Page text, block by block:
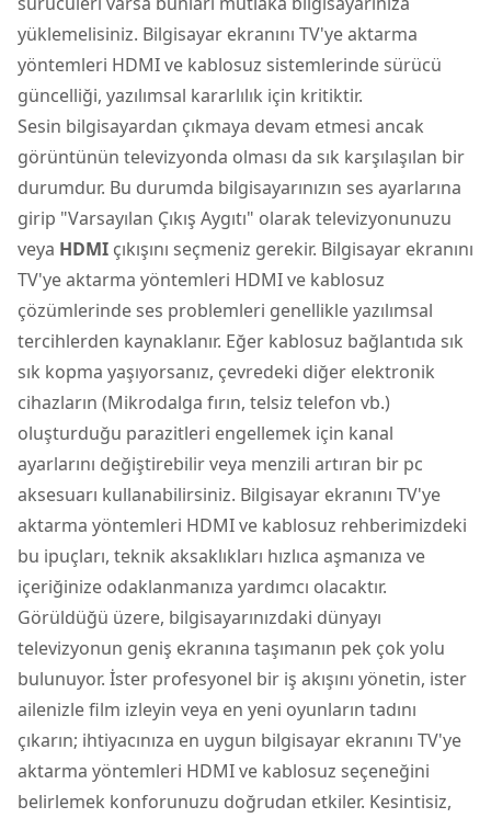
yüklemelisiniz. Bilgisayar ekranını TV'ye aktarma
yöntemleri HDMI ve kablosuz sistemlerinde sürücü
güncelliği, yazılımsal kararlılık için kritiktir.
Sesin bilgisayardan çıkmaya devam etmesi ancak
görüntünün televizyonda olması da sık karşılaşılan bir
durumdur. Bu durumda bilgisayarınızın ses ayarlarına
girip "Varsayılan Çıkış Aygıtı" olarak televizyonunuzu
veya HDMI çıkışını seçmeniz gerekir. Bilgisayar ekranını
TV'ye aktarma yöntemleri HDMI ve kablosuz
çözümlerinde ses problemleri genellikle yazılımsal
tercihlerden kaynaklanır. Eğer kablosuz bağlantıda sık
sık kopma yaşıyorsanız, çevredeki diğer elektronik
cihazların (Mikrodalga fırın, telsiz telefon vb.)
oluşturduğu parazitleri engellemek için kanal
ayarlarını değiştirebilir veya menzili artıran bir pc
aksesuarı kullanabilirsiniz. Bilgisayar ekranını TV'ye
aktarma yöntemleri HDMI ve kablosuz rehberimizdeki
bu ipuçları, teknik aksaklıkları hızlıca aşmanıza ve
içeriğinize odaklanmanıza yardımcı olacaktır.
Görüldüğü üzere, bilgisayarınızdaki dünyayı
televizyonun geniş ekranına taşımanın pek çok yolu
bulunuyor. İster profesyonel bir iş akışını yönetin, ister
ailenizle film izleyin veya en yeni oyunların tadını
çıkarın; ihtiyacınıza en uygun bilgisayar ekranını TV'ye
aktarma yöntemleri HDMI ve kablosuz seçeneğini
belirlemek konforunuzu doğrudan etkiler. Kesintisiz,